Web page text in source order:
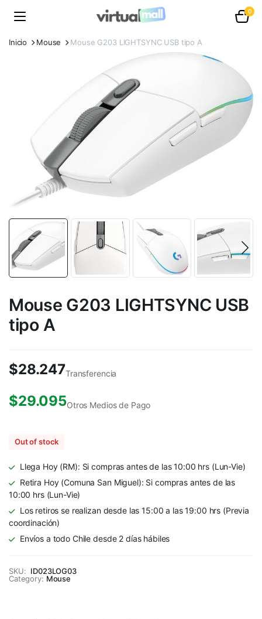
0
Inicio Mouse Mouse G203 LIGHTSYNC USB tipo A
Mouse G203 LIGHTSYNC USB
tipo A
$28.247Transferencia
$29.095Otros Medios de Pago
Out of stock
Llega Hoy (RM): Si compras antes de las 10:00 hrs (Lun-Vie)
Retira Hoy (Comuna San Miguel): Si compras antes de las
10:00 hrs (Lun-Vie)
Los retiros se realizan desde las 15:00 a las 19:00 hrs (Previa
coordinación)
Envíos a todo Chile desde 2 días hábiles
SKU: ID023LOG03
Category: Mouse